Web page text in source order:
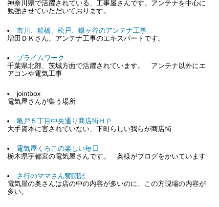
神奈川県で活躍されている、工事屋さんです。アンテナを中心に
勉強させていただいております。
市川、船橋、松戸、鎌ヶ谷のアンテナ工事
増田ＤＫさん、アンテナ工事のエキスパートです。
プライムワーク
千葉県北部、茨城方面で活躍されています。 アンテナ以外にエ
アコンや電気工事
jointbox
電気屋さんが集う場所
亀戸５丁目中央通り商店街ＨＰ
大手資本に害されていない、下町らしい我らが商店街
電気屋くろこの楽しい毎日
栃木県宇都宮の電気屋さんです。 奥様がブログをかいています
さ行のママさん奮闘記
電気屋の奥さんは店の中の内容が多いのに、この方現場の内容が
多い。